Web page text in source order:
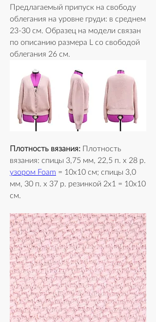
Предлагаемый припуск на свободу
облегания на уровне груди: в среднем
23-30 см. Образец на модели связан
по описанию размера L со свободой
облегания 26 см.
Плотность вязания: Плотность
узором Foam = 10x10 см; спицы 3,0
мм, 30 п. х 37 р. резинкой 2х1 = 10x10
см.